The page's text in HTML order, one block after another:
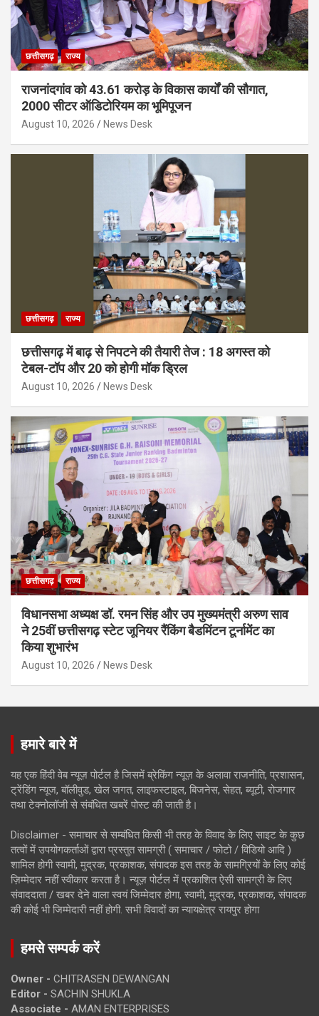
छत्तीसगढ़ राज्य
राजनांदगांव को 43.61 करोड़ के विकास कार्यों की सौगात,
2000 सीटर ऑडिटोरियम का भूमिपूजन
August 10, 2026 News Desk
छत्तीसगढ़ राज्य
छत्तीसगढ़ में बाढ़ से निपटने की तैयारी तेज : 18 अगस्त को
टेबल-टॉप और 20 को होगी मॉक ड्रिल
August 10, 2026 News Desk
छत्तीसगढ़ राज्य
विधानसभा अध्यक्ष डॉ. रमन सिंह और उप मुख्यमंत्री अरुण साव
ने 25वीं छत्तीसगढ़ स्टेट जूनियर रैंकिंग बैडमिंटन टूर्नामेंट का
किया शुभारंभ
August 10, 2026 News Desk
हमारे बारे में
यह एक हिंदी वेब न्यूज़ पोर्टल है जिसमें ब्रेकिंग न्यूज़ के अलावा राजनीति, प्रशासन,
ट्रेंडिंग न्यूज, बॉलीवुड, खेल जगत, लाइफस्टाइल, बिजनेस, सेहत, ब्यूटी, रोजगार
तथा टेक्नोलॉजी से संबंधित खबरें पोस्ट की जाती है।
Disclaimer - समाचार से सम्बंधित किसी भी तरह के विवाद के लिए साइट के कुछ
तत्वों में उपयोगकर्ताओं द्वारा प्रस्तुत सामग्री ( समाचार / फोटो / विडियो आदि )
शामिल होगी स्वामी, मुद्रक, प्रकाशक, संपादक इस तरह के सामग्रियों के लिए कोई
ज़िम्मेदार नहीं स्वीकार करता है। न्यूज़ पोर्टल में प्रकाशित ऐसी सामग्री के लिए
संवाददाता / खबर देने वाला स्वयं जिम्मेदार होगा, स्वामी, मुद्रक, प्रकाशक, संपादक
की कोई भी जिम्मेदारी नहीं होगी. सभी विवादों का न्यायक्षेत्र रायपुर होगा
हमसे सम्पर्क करें
Owner - CHITRASEN DEWANGAN
Editor - SACHIN SHUKLA
Associate - AMAN ENTERPRISES